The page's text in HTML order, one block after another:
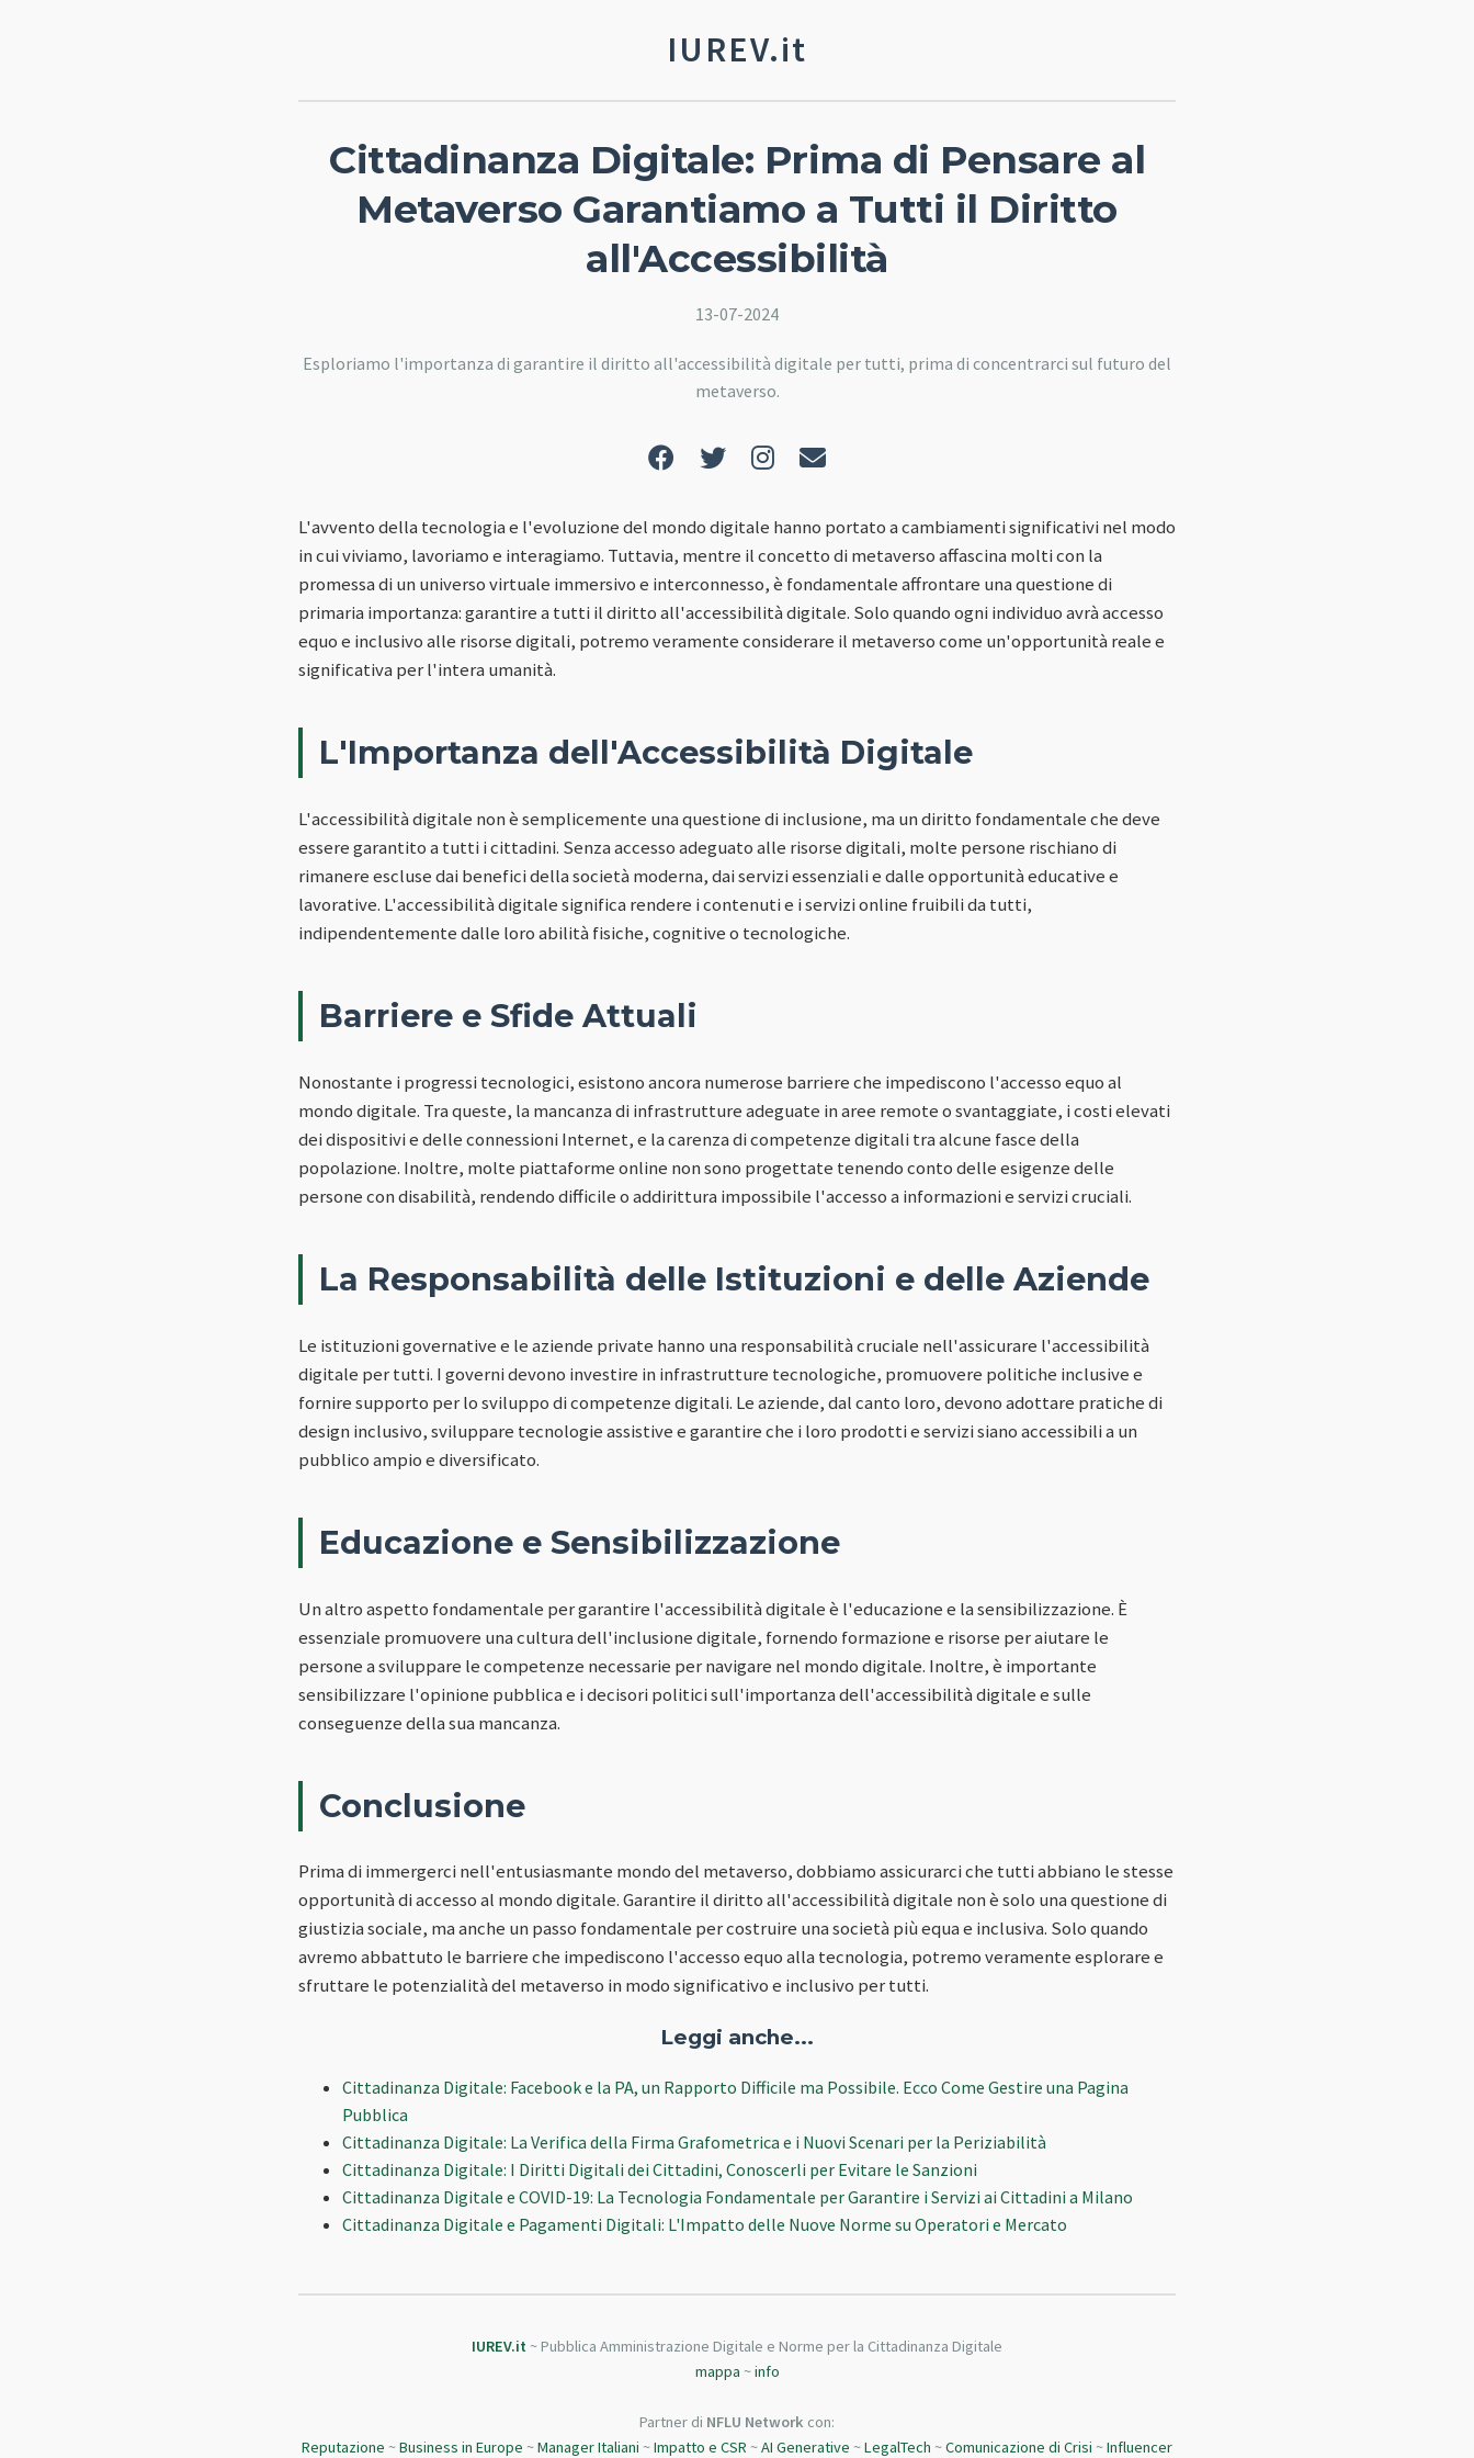
IUREV.it
Cittadinanza Digitale: Prima di Pensare al
Metaverso Garantiamo a Tutti il Diritto
all'Accessibilità
13-07-2024
Esploriamo l'importanza di garantire il diritto all'accessibilità digitale per tutti, prima di concentrarci sul futuro del
metaverso.
L'avvento della tecnologia e l'evoluzione del mondo digitale hanno portato a cambiamenti significativi nel modo
in cui viviamo, lavoriamo e interagiamo. Tuttavia, mentre il concetto di metaverso affascina molti con la
promessa di un universo virtuale immersivo e interconnesso, è fondamentale affrontare una questione di
primaria importanza: garantire a tutti il diritto all'accessibilità digitale. Solo quando ogni individuo avrà accesso
equo e inclusivo alle risorse digitali, potremo veramente considerare il metaverso come un'opportunità reale e
significativa per l'intera umanità.
L'Importanza dell'Accessibilità Digitale
L'accessibilità digitale non è semplicemente una questione di inclusione, ma un diritto fondamentale che deve
essere garantito a tutti i cittadini. Senza accesso adeguato alle risorse digitali, molte persone rischiano di
rimanere escluse dai benefici della società moderna, dai servizi essenziali e dalle opportunità educative e
lavorative. L'accessibilità digitale significa rendere i contenuti e i servizi online fruibili da tutti,
indipendentemente dalle loro abilità fisiche, cognitive o tecnologiche.
Barriere e Sfide Attuali
Nonostante i progressi tecnologici, esistono ancora numerose barriere che impediscono l'accesso equo al
mondo digitale. Tra queste, la mancanza di infrastrutture adeguate in aree remote o svantaggiate, i costi elevati
dei dispositivi e delle connessioni Internet, e la carenza di competenze digitali tra alcune fasce della
popolazione. Inoltre, molte piattaforme online non sono progettate tenendo conto delle esigenze delle
persone con disabilità, rendendo difficile o addirittura impossibile l'accesso a informazioni e servizi cruciali.
La Responsabilità delle Istituzioni e delle Aziende
Le istituzioni governative e le aziende private hanno una responsabilità cruciale nell'assicurare l'accessibilità
digitale per tutti. I governi devono investire in infrastrutture tecnologiche, promuovere politiche inclusive e
fornire supporto per lo sviluppo di competenze digitali. Le aziende, dal canto loro, devono adottare pratiche di
design inclusivo, sviluppare tecnologie assistive e garantire che i loro prodotti e servizi siano accessibili a un
pubblico ampio e diversificato.
Educazione e Sensibilizzazione
Un altro aspetto fondamentale per garantire l'accessibilità digitale è l'educazione e la sensibilizzazione. È
essenziale promuovere una cultura dell'inclusione digitale, fornendo formazione e risorse per aiutare le
persone a sviluppare le competenze necessarie per navigare nel mondo digitale. Inoltre, è importante
sensibilizzare l'opinione pubblica e i decisori politici sull'importanza dell'accessibilità digitale e sulle
conseguenze della sua mancanza.
Conclusione
Prima di immergerci nell'entusiasmante mondo del metaverso, dobbiamo assicurarci che tutti abbiano le stesse
opportunità di accesso al mondo digitale. Garantire il diritto all'accessibilità digitale non è solo una questione di
giustizia sociale, ma anche un passo fondamentale per costruire una società più equa e inclusiva. Solo quando
avremo abbattuto le barriere che impediscono l'accesso equo alla tecnologia, potremo veramente esplorare e
sfruttare le potenzialità del metaverso in modo significativo e inclusivo per tutti.
Leggi anche...
Cittadinanza Digitale: Facebook e la PA, un Rapporto Difficile ma Possibile. Ecco Come Gestire una Pagina
Pubblica
Cittadinanza Digitale: La Verifica della Firma Grafometrica e i Nuovi Scenari per la Periziabilità
Cittadinanza Digitale: I Diritti Digitali dei Cittadini, Conoscerli per Evitare le Sanzioni
Cittadinanza Digitale e COVID-19: La Tecnologia Fondamentale per Garantire i Servizi ai Cittadini a Milano
Cittadinanza Digitale e Pagamenti Digitali: L'Impatto delle Nuove Norme su Operatori e Mercato
IUREV.it ~ Pubblica Amministrazione Digitale e Norme per la Cittadinanza Digitale
mappa ~info
Partner di NFLU Network con:
Reputazione ~Business in Europe ~Manager Italiani ~Impatto e CSR ~AI Generative ~LegalTech ~Comunicazione di Crisi ~Influencer